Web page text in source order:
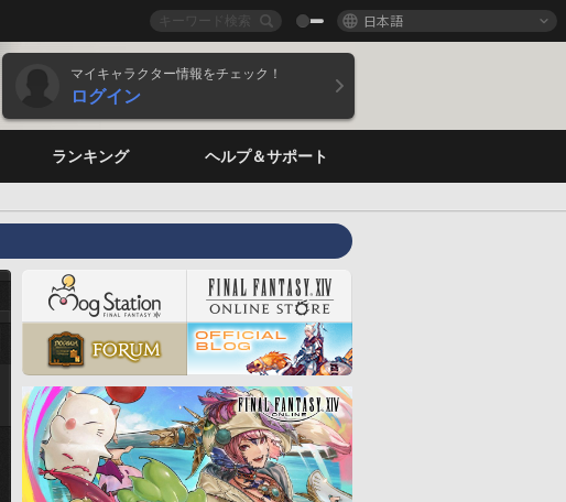
日本語
マイキャラクター情報をチェック！
ログイン
ランキング ヘルプ＆サポート